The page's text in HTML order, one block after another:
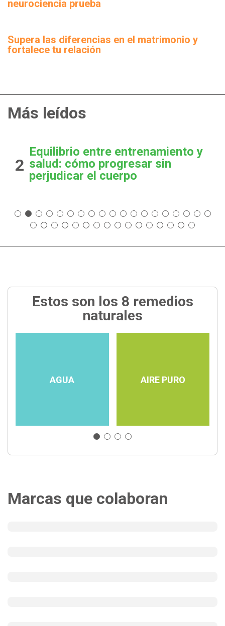
neurociencia prueba
Supera las diferencias en el matrimonio y
fortalece tu relación
Más leídos
2
Equilibrio entre entrenamiento y
salud: cómo progresar sin
perjudicar el cuerpo
Estos son los 8 remedios
naturales
AGUA AIRE PURO
Marcas que colaboran